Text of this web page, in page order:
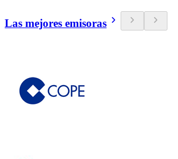
Las mejores emisoras